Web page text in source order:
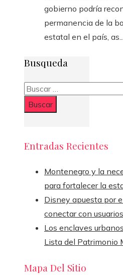
gobierno podría
permanencia de la
estatal en el país, as...
Busqueda
Buscar:
Entradas Recientes
Montenegro y la
para fortalecer la
Disney apuesta por
conectar con
Los enclaves
Lista del Patrimonio
Mapa Del Sitio